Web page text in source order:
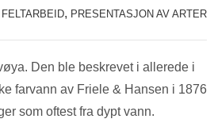
FELTARBEID, PRESENTASJON AV ARTER
Den ble beskrevet i allerede i
farvann av Friele & Hansen i 1876
som oftest fra dypt vann.